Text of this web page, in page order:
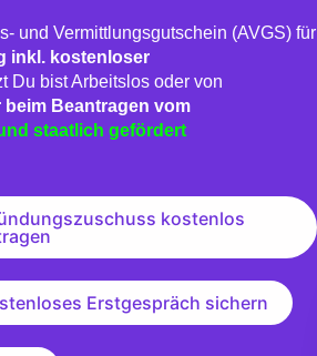
und Vermittlungsgutschein (AVGS) für
inkl. kostenloser
Du bist Arbeitslos oder von
beim Beantragen vom
staatlich gefördert
kostenlos
Erstgespräch sichern